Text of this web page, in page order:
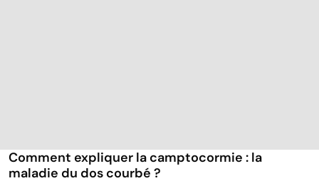
Comment expliquer la camptocormie : la
maladie du dos courbé ?